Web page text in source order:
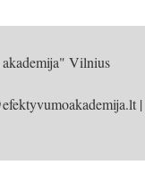
Vilnius
|